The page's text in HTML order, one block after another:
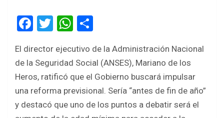
F
ce
b
o
o
T
tt
er
W
at
s
A
p
ar
e
El director ejecutivo de la Administración Nacional
de la Seguridad Social (ANSES), Mariano de los
Heros, ratificó que el Gobierno buscará impulsar
una reforma previsional. Sería “antes de fin de año”
y destacó que uno de los puntos a debatir será el